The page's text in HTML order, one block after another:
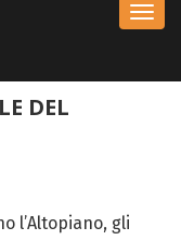
DEL
l’Altopiano, gli